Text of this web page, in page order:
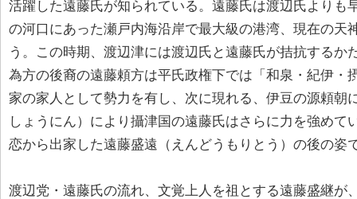
活躍した遠藤氏が知られている。遠藤氏は渡辺氏よりも
の河口にあった瀬戸内海沿岸で最大級の港湾、現在の天
う。この時期、渡辺津には渡辺氏と遠藤氏が拮抗するか
為方の後裔の遠藤頼方は平氏政権下では「和泉・紀伊・
家の家人として勢力を有し、次に現れる、伊豆の源頼朝
しょうにん）により攝津国の遠藤氏はさらに力を強めて
恋から出家した遠藤盛遠（えんどうもりとう）の後の姿
渡辺党・遠藤氏の流れ、文覚上人を祖とする遠藤盛継が